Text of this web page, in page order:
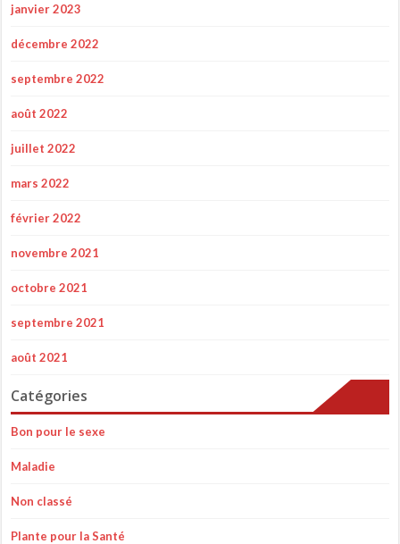
janvier 2023
décembre 2022
septembre 2022
août 2022
juillet 2022
mars 2022
février 2022
novembre 2021
octobre 2021
septembre 2021
août 2021
Catégories
Bon pour le sexe
Maladie
Non classé
Plante pour la Santé